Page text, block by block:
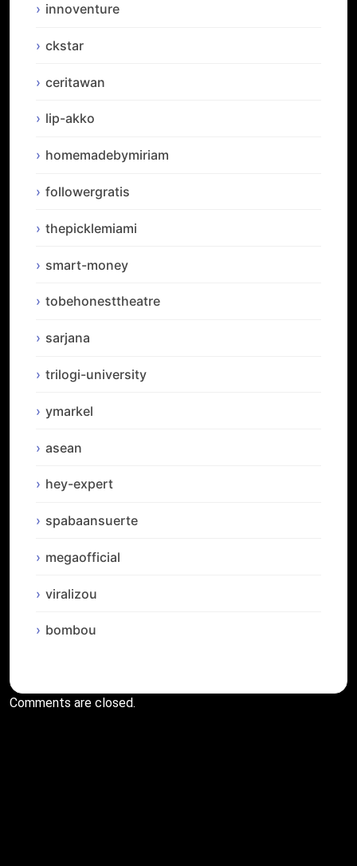
innoventure
ckstar
ceritawan
lip-akko
homemadebymiriam
followergratis
thepicklemiami
smart-money
tobehonesttheatre
sarjana
trilogi-university
ymarkel
asean
hey-expert
spabaansuerte
megaofficial
viralizou
bombou
Comments are closed.